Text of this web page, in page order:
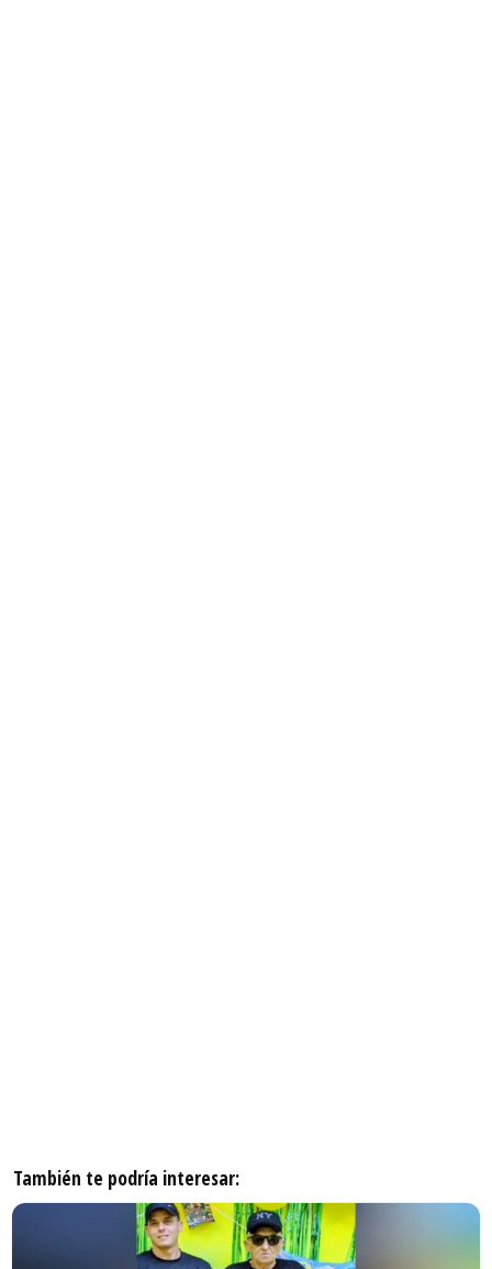
También te podría interesar: